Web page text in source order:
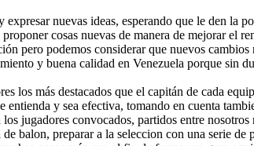
nuevas ideas, esperando que le den la
cosas nuevas de manera de mejorar
pero podemos considerar que nuevos
y buena calidad en Venezuela porque sin
los más destacados que el capitán de cada
entienda y sea efectiva, tomando en cuenta
jugadores convocados, partidos entre
balon, preparar a la seleccion con una serie